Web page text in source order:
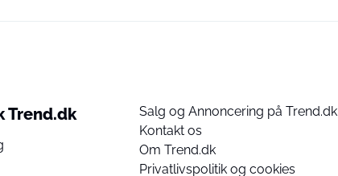
Trend.dk
Salg og Annoncering på Trend.dk
Kontakt os
Om Trend.dk
Privatlivspolitik og cookies